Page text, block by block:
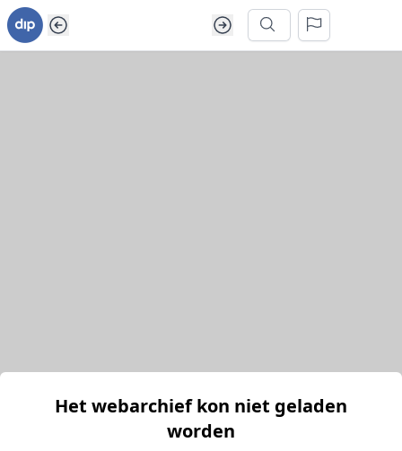
Ga naar inhoud van webarchief
Zoek in dit webarchief
Het webarchief kon niet geladen
worden